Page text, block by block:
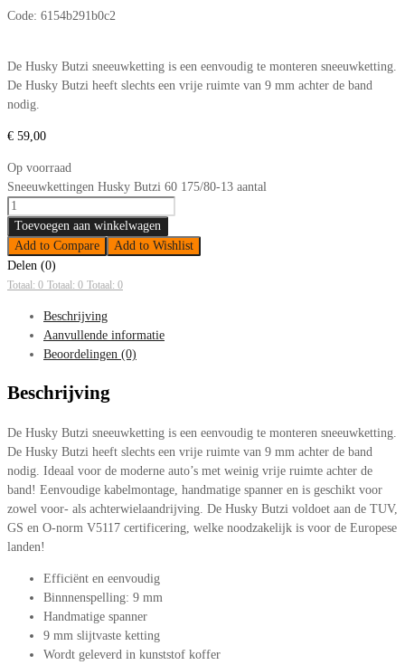
Code: 6154b291b0c2
De Husky Butzi sneeuwketting is een eenvoudig te monteren sneeuwketting.
De Husky Butzi heeft slechts een vrije ruimte van 9 mm achter de band
nodig.
€ 59,00
Op voorraad
Sneeuwkettingen Husky Butzi 60 175/80-13 aantal
Toevoegen aan winkelwagen
Add to Compare
Add to Wishlist
Delen (0)
Totaal: 0 Totaal: 0 Totaal: 0
Beschrijving
Aanvullende informatie
Beoordelingen (0)
Beschrijving
De Husky Butzi sneeuwketting is een eenvoudig te monteren sneeuwketting.
De Husky Butzi heeft slechts een vrije ruimte van 9 mm achter de band
nodig. Ideaal voor de moderne auto’s met weinig vrije ruimte achter de
band! Eenvoudige kabelmontage, handmatige spanner en is geschikt voor
zowel voor- als achterwielaandrijving. De Husky Butzi voldoet aan de TUV,
GS en O-norm V5117 certificering, welke noodzakelijk is voor de Europese
landen!
Efficiënt en eenvoudig
Binnnenspelling: 9 mm
Handmatige spanner
9 mm slijtvaste ketting
Wordt geleverd in kunststof koffer